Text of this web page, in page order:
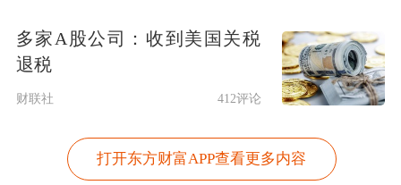
多家A股公司：收到美国关税
退税
财联社 412评论
打开东方财富APP查看更多内容